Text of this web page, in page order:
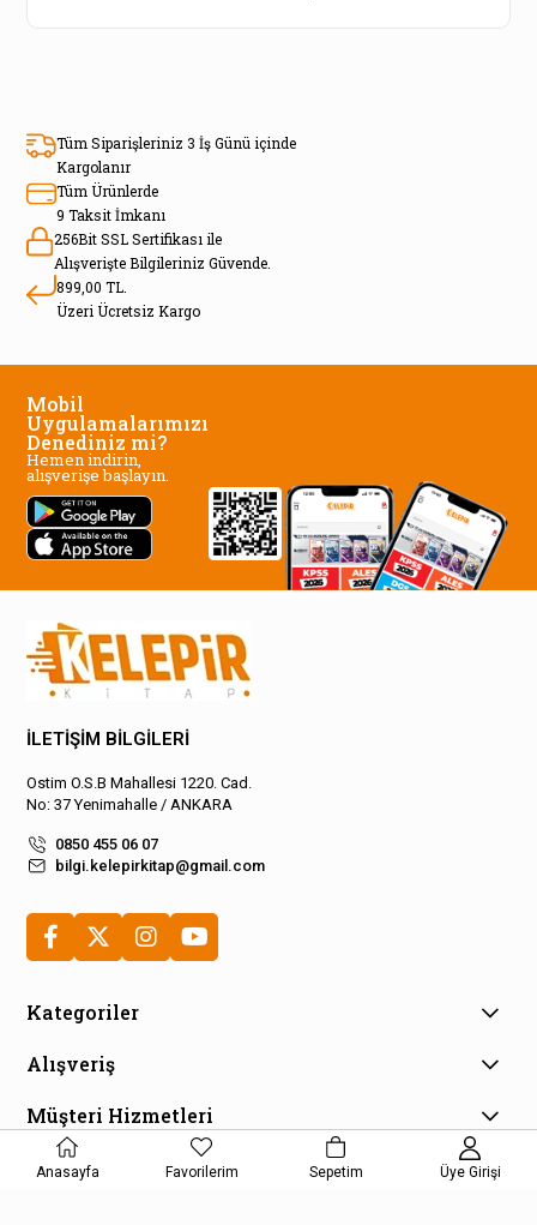
Tüm Siparişleriniz 3 İş Günü içinde
Kargolanır
Tüm Ürünlerde
9 Taksit İmkanı
256Bit SSL Sertifikası ile
Alışverişte Bilgileriniz Güvende.
899,00 TL.
Üzeri Ücretsiz Kargo
Mobil
Uygulamalarımızı
Denediniz mi?
Hemen indirin,
alışverişe başlayın.
İLETİŞİM BİLGİLERİ
Ostim O.S.B Mahallesi 1220. Cad.
No: 37 Yenimahalle / ANKARA
0850 455 06 07
bilgi.kelepirkitap@gmail.com
Kategoriler
Alışveriş
Müşteri Hizmetleri
E-Bülten Aboneliği
Anasayfa Favorilerim Sepetim Üye Girişi